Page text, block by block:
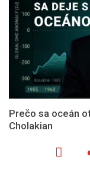
Prečo sa oceán
Cholakian